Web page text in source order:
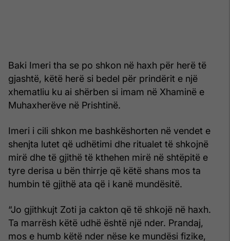
Baki Imeri tha se po shkon në haxh për herë të
gjashtë, këtë herë si bedel për prindërit e një
xhematliu ku ai shërben si imam në Xhaminë e
Muhaxherëve në Prishtinë.
Imeri i cili shkon me bashkëshorten në vendet e
shenjta lutet që udhëtimi dhe ritualet të shkojnë
mirë dhe të gjithë të kthehen mirë në shtëpitë e
tyre derisa u bën thirrje që këtë shans mos ta
humbin të gjithë ata që i kanë mundësitë.
“Jo gjithkujt Zoti ja cakton që të shkojë në haxh.
Ta marrësh këtë udhë është një nder. Prandaj,
mos e humb këtë nder nëse ke mundësi fizike,